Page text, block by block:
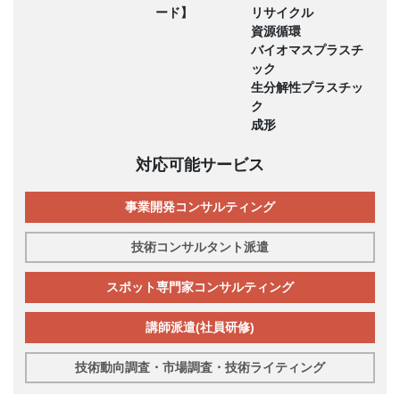
ード】
リサイクル
資源循環
バイオマスプラスチ
ック
生分解性プラスチッ
ク
成形
対応可能サービス
事業開発コンサルティング
技術コンサルタント派遣
スポット専門家コンサルティング
講師派遣(社員研修)
技術動向調査・市場調査・技術ライティング